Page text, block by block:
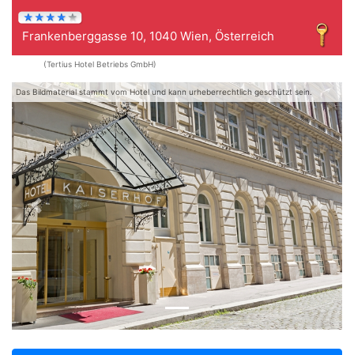
Frankenberggasse 10, 1040 Wien, Österreich
(Tertius Hotel Betriebs GmbH)
Das Bildmaterial stammt vom Hotel und kann urheberrechtlich geschützt sein.
Zurück